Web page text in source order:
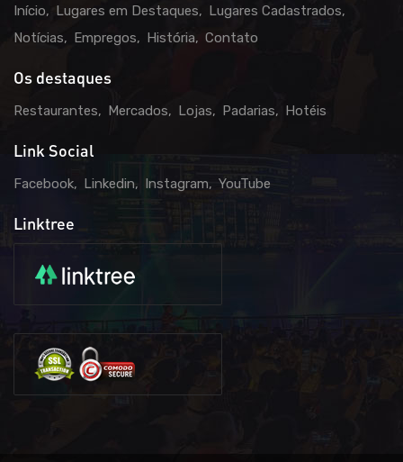
Início Lugares em Destaques
Lugares Cadastrados
Notícias
Empregos História Contato
Os destaques
Restaurantes Mercados Lojas Padarias Hotéis
Link Social
Facebook Linkedin Instagram YouTube
Linktree